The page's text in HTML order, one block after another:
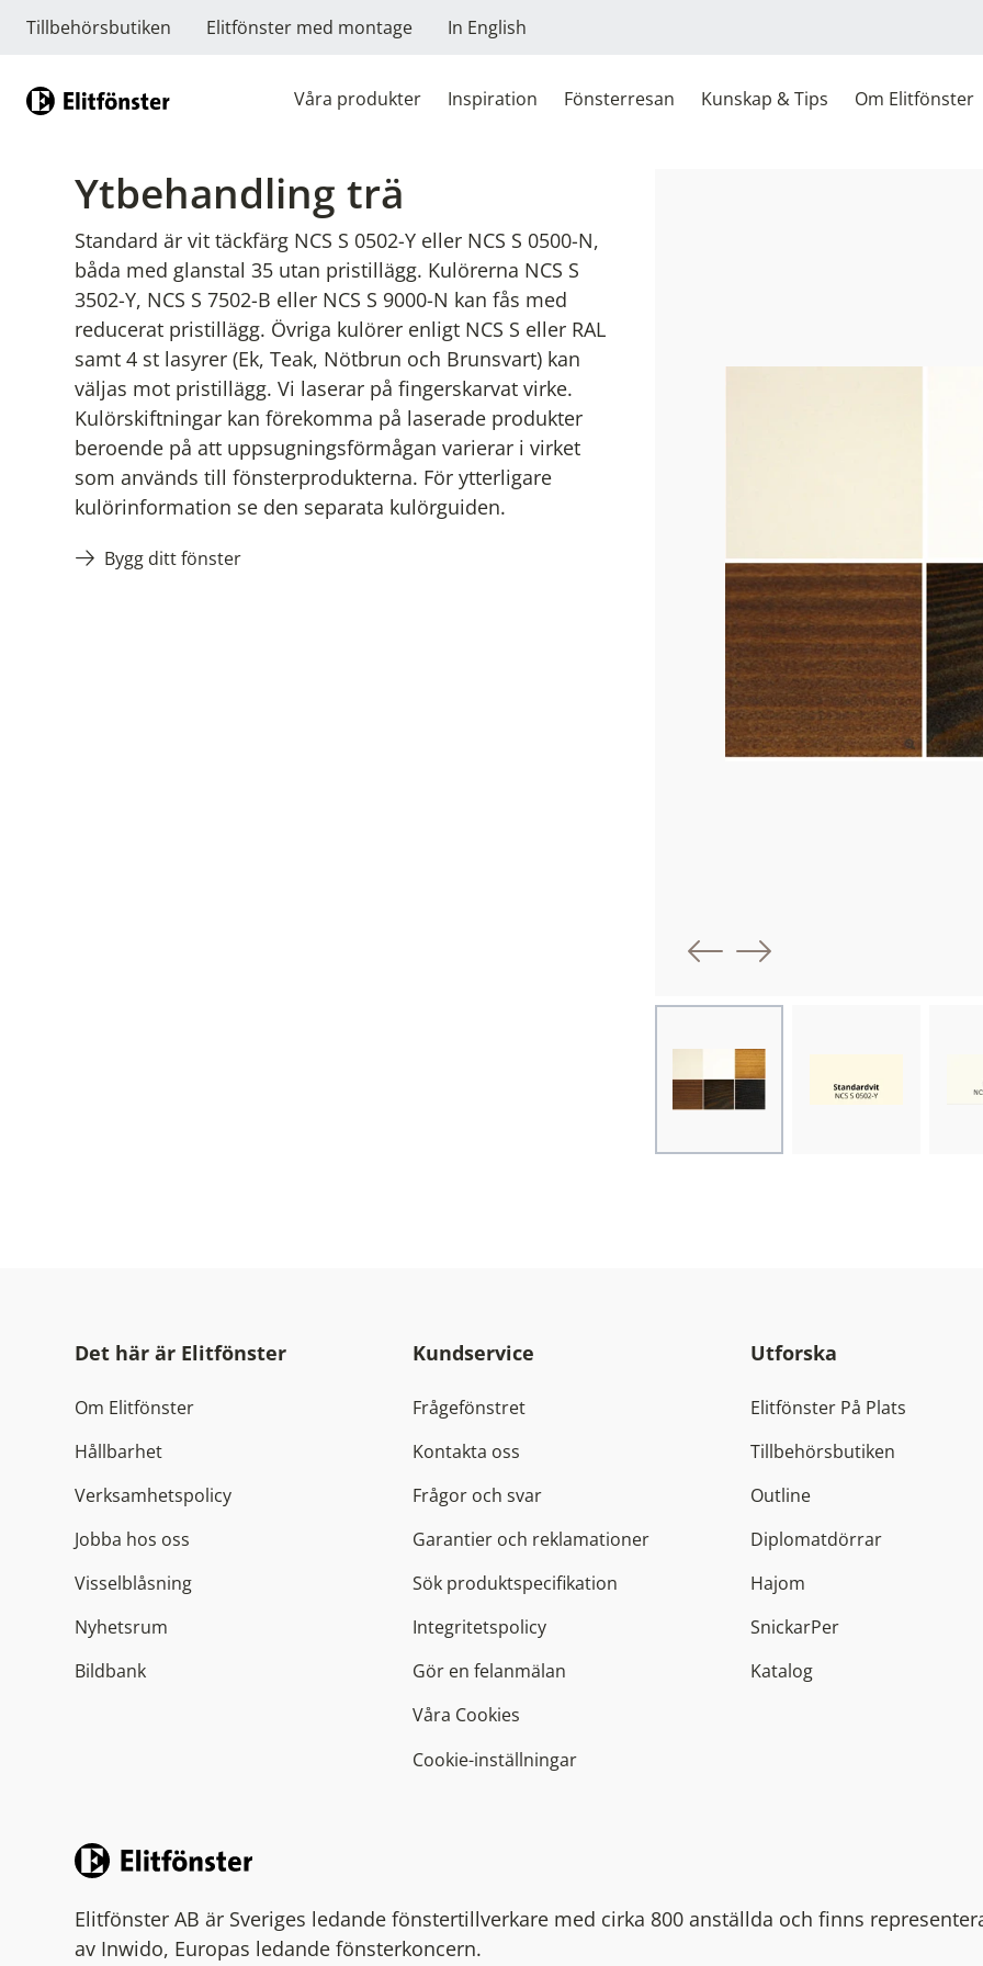
Tillbehörsbutiken Elitfönster med montage In English
Hem Våra produkter Inspiration Fönsterresan Kunskap & Tips Om Elitfönster
Ytbehandling trä
Standard är vit täckfärg NCS S 0502-Y eller NCS S 0500-N,
båda med glanstal 35 utan pristillägg. Kulörerna NCS S
3502-Y, NCS S 7502-B eller NCS S 9000-N kan fås med
reducerat pristillägg. Övriga kulörer enligt NCS S eller RAL
samt 4 st lasyrer (Ek, Teak, Nötbrun och Brunsvart) kan
väljas mot pristillägg. Vi laserar på fingerskarvat virke.
Kulörskiftningar kan förekomma på laserade produkter
beroende på att uppsugningsförmågan varierar i virket
som används till fönsterprodukterna. För ytterligare
kulörinformation se den separata kulörguiden.
Bygg ditt fönster
Föregående
Nästa bild
Det här är Elitfönster
Om Elitfönster
Hållbarhet
Verksamhetspolicy
Jobba hos oss
Visselblåsning
Nyhetsrum
Bildbank
Kundservice
Frågefönstret
Kontakta oss
Frågor och svar
Garantier och reklamationer
Sök produktspecifikation
Integritetspolicy
Gör en felanmälan
Våra Cookies
Cookie-inställningar
Utforska
Elitfönster På Plats
Tillbehörsbutiken
Outline
Diplomatdörrar
Hajom
SnickarPer
Katalog
Elitfönster AB är Sveriges ledande fönstertillverkare med cirka 800 anställda och finns
av Inwido, Europas ledande fönsterkoncern.